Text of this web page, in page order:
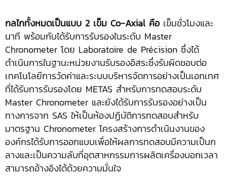
กลไกทั้งหมดเป็นแบบ 2 เข็ม Co-Axial คือ เข็มชั่วโมงและ
นาที พร้อมกับได้รับการรับรองในระดับ Master
Chronometer โดย Laboratoire de Précision ซึ่งได้
ดำเนินการในฐานะหน่วยงานรับรองอิสระซึ่งรับผิดชอบต่อ
เทคโนโลยีการวัดค่าและระบบบริหารจัดการอย่างเป็นเอกเทศ
ที่ได้รับการรับรองโดย METAS สำหรับการทดสอบระดับ
Master Chronometer และยังได้รับการรับรองอย่างเป็น
ทางการจาก SAS ให้เป็นห้องปฏิบัติการทดสอบสำหรับ
มาตรฐาน Chronometer โครงสร้างการดำเนินงานของ
องค์กรได้รับการออกแบบเพื่อให้ผลการทดสอบมีความเป็นก
ลางและเป็นความลับที่อุตสาหกรรมการผลิตเครื่องบอกเวลา
สามารถอ้างอิงได้ด้วยความมั่นใจ